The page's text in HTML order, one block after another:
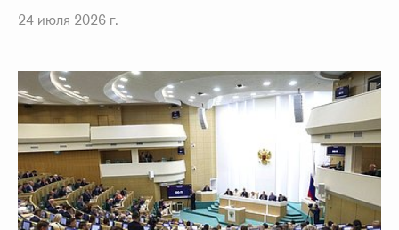
24 июля 2026 г.